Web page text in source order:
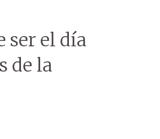
ser el día
de la